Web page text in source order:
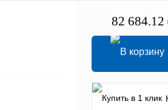
82 684.12